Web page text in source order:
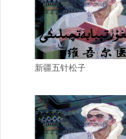
新疆五针松子